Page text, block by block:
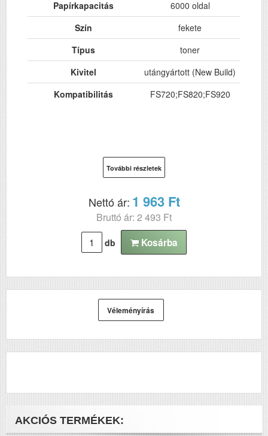
Papírkapacitás
6000 oldal
Szín
fekete
Típus
toner
Kivitel
utángyártott (New Build)
Kompatibilitás
FS720;FS820;FS920
További részletek
Nettó ár: 1 963 Ft
Bruttó ár: 2 493 Ft
db Kosárba
Véleményírás
AKCIÓS TERMÉKEK: